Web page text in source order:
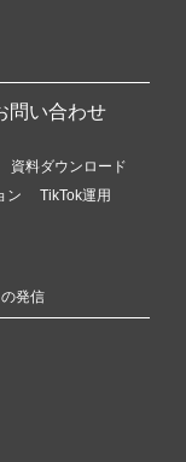
問い合わせ
資料ダウンロード
ン
TikTok運用
発信